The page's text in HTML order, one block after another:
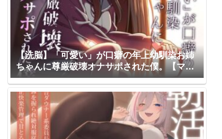
【洗脳】「可愛い」が口癖の年上幼馴染お姉
ちゃんに尊厳破壊オナサポされた僕。【マゾ
向け】 逆説パラドクス / 杏仁らいち